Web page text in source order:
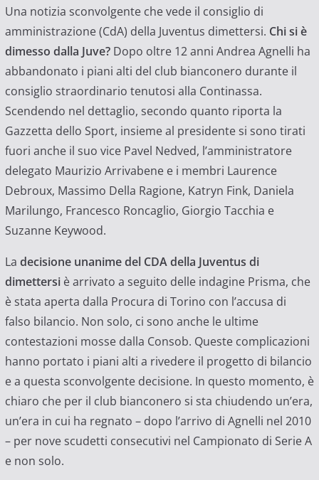
Una notizia sconvolgente che vede il consiglio di
amministrazione (CdA) della Juventus dimettersi. Chi si è
dimesso dalla Juve? Dopo oltre 12 anni Andrea Agnelli ha
abbandonato i piani alti del club bianconero durante il
consiglio straordinario tenutosi alla Continassa.
Scendendo nel dettaglio, secondo quanto riporta la
Gazzetta dello Sport, insieme al presidente si sono tirati
fuori anche il suo vice Pavel Nedved, l’amministratore
delegato Maurizio Arrivabene e i membri Laurence
Debroux, Massimo Della Ragione, Katryn Fink, Daniela
Marilungo, Francesco Roncaglio, Giorgio Tacchia e
Suzanne Keywood.
La decisione unanime del CDA della Juventus di
dimettersi è arrivato a seguito delle indagine Prisma, che
è stata aperta dalla Procura di Torino con l’accusa di
falso bilancio. Non solo, ci sono anche le ultime
contestazioni mosse dalla Consob. Queste complicazioni
hanno portato i piani alti a rivedere il progetto di bilancio
e a questa sconvolgente decisione. In questo momento, è
chiaro che per il club bianconero si sta chiudendo un’era,
un’era in cui ha regnato – dopo l’arrivo di Agnelli nel 2010
– per nove scudetti consecutivi nel Campionato di Serie A
e non solo.